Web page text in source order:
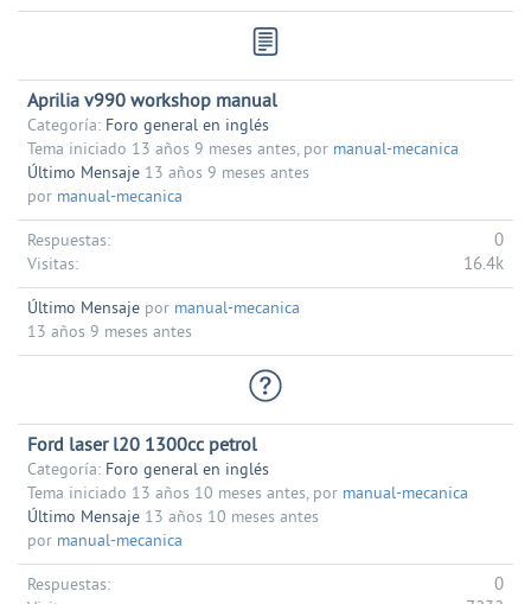
Aprilia v990 workshop manual
Categoría: Foro general en inglés
Tema iniciado 13 años 9 meses antes, por manual-mecanica
Último Mensaje 13 años 9 meses antes
por manual-mecanica
Respuestas: 0
Visitas: 16.4k
Último Mensaje por manual-mecanica
13 años 9 meses antes
Ford laser l20 1300cc petrol
Categoría: Foro general en inglés
Tema iniciado 13 años 10 meses antes, por manual-mecanica
Último Mensaje 13 años 10 meses antes
por manual-mecanica
Respuestas: 0